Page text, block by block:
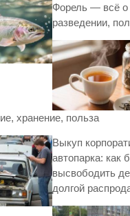
Форель — всё о
разведении,
хранение, польза
Выкуп
автопарка: как
высвободить
долгой